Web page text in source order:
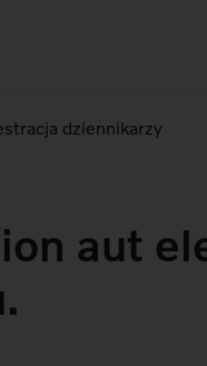
dziennikarzy
aut